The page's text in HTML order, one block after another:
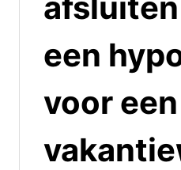
een
voor een